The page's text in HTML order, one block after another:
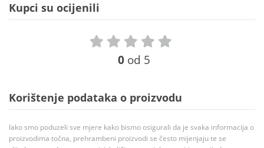
Kupci su ocijenili
0 od 5
Korištenje podataka o proizvodu
Iako smo poduzeli sve mjere kako bismo osigurali da je svaka informacija o
proizvodima točna, prehrambeni proizvodi se često mijenjaju te se